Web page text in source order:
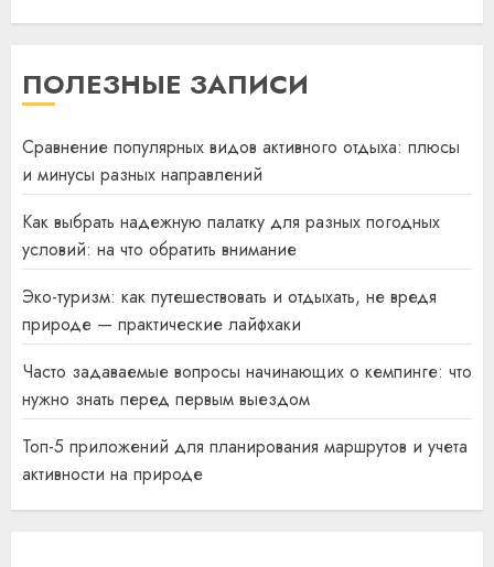
ПОЛЕЗНЫЕ ЗАПИСИ
Сравнение популярных видов активного отдыха: плюсы
и минусы разных направлений
Как выбрать надежную палатку для разных погодных
условий: на что обратить внимание
Эко-туризм: как путешествовать и отдыхать, не вредя
природе — практические лайфхаки
Часто задаваемые вопросы начинающих о кемпинге: что
нужно знать перед первым выездом
Топ-5 приложений для планирования маршрутов и учета
активности на природе